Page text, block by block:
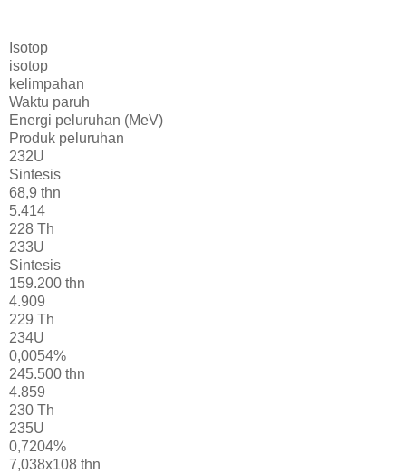
Isotop
isotop
kelimpahan
Waktu paruh
Energi peluruhan (MeV)
Produk peluruhan
232U
Sintesis
68,9 thn
5.414
228 Th
233U
Sintesis
159.200 thn
4.909
229 Th
234U
0,0054%
245.500 thn
4.859
230 Th
235U
0,7204%
7,038x108 thn